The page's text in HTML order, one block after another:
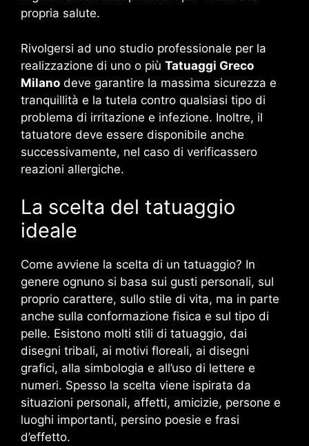
propria salute.
Rivolgersi ad uno studio professionale per la
realizzazione di uno o più Tatuaggi Greco
Milano deve garantire la massima sicurezza e
tranquillità e la tutela contro qualsiasi tipo di
problema di irritazione e infezione. Inoltre, il
tatuatore deve essere disponibile anche
successivamente, nel caso di verificassero
reazioni allergiche.
La scelta del tatuaggio
ideale
Come avviene la scelta di un tatuaggio? In
genere ognuno si basa sui gusti personali, sul
proprio carattere, sullo stile di vita, ma in parte
anche sulla conformazione fisica e sul tipo di
pelle. Esistono molti stili di tatuaggio, dai
disegni tribali, ai motivi floreali, ai disegni
grafici, alla simbologia e all’uso di lettere e
numeri. Spesso la scelta viene ispirata da
situazioni personali, affetti, amicizie, persone e
luoghi importanti, persino poesie e frasi
d’effetto.